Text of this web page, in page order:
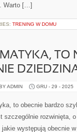
Warto […]
TRENING W DOMU
TO
ADMIN GRU - 29 - 2025
to obecnie bardzo
szczególnie rozwinięta,
jakie występują obecnie